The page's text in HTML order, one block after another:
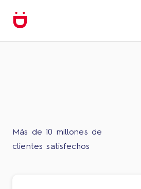
Más de 10 millones de
clientes satisfechos